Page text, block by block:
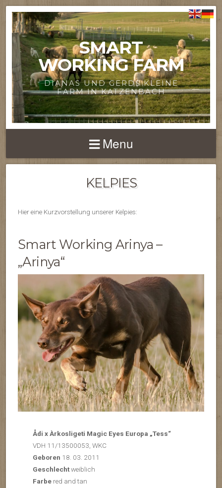
SMART
WORKING FARM
DIANAS UND GERDS KLEINE
FARM IN KATZENBACH
Menu
KELPIES
Hier eine Kurzvorstellung unserer Kelpies:
Smart Working Arinya –
„Arinya“
Ådi x Àrkosligeti Magic Eyes Europa „Tess“
VDH 11/13500053, WKC
Geboren 18. 03. 2011
Geschlechtweiblich
Farbe red and tan